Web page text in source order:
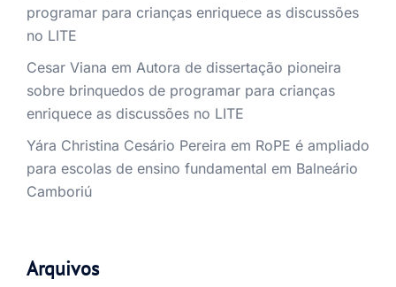
programar para crianças enriquece as discussões
no LITE
Cesar Viana em Autora de dissertação pioneira
sobre brinquedos de programar para crianças
enriquece as discussões no LITE
Yára Christina Cesário Pereira em RoPE é ampliado
para escolas de ensino fundamental em Balneário
Camboriú
Arquivos